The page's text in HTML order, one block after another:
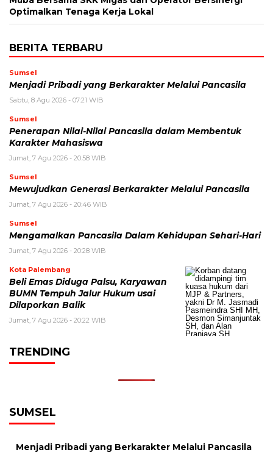
Optimalkan Tenaga Kerja Lokal
BERITA TERBARU
Sumsel
Menjadi Pribadi yang Berkarakter Melalui Pancasila
Sabtu, 8 Agu 2026 - 07:21 WIB
Sumsel
Penerapan Nilai-Nilai Pancasila dalam Membentuk
Karakter Mahasiswa
Jumat, 7 Agu 2026 - 20:58 WIB
Sumsel
Mewujudkan Generasi Berkarakter Melalui Pancasila
Jumat, 7 Agu 2026 - 20:46 WIB
Sumsel
Mengamalkan Pancasila Dalam Kehidupan Sehari-Hari
Jumat, 7 Agu 2026 - 20:28 WIB
Kota Palembang
Beli Emas Diduga Palsu, Karyawan
BUMN Tempuh Jalur Hukum usai
Dilaporkan Balik
Jumat, 7 Agu 2026 - 20:22 WIB
TRENDING
SUMSEL
Menjadi Pribadi yang Berkarakter Melalui Pancasila